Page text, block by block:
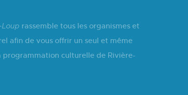
Loup rassemble tous les organismes et
afin de vous offrir un seul et même
culturelle de Rivière-